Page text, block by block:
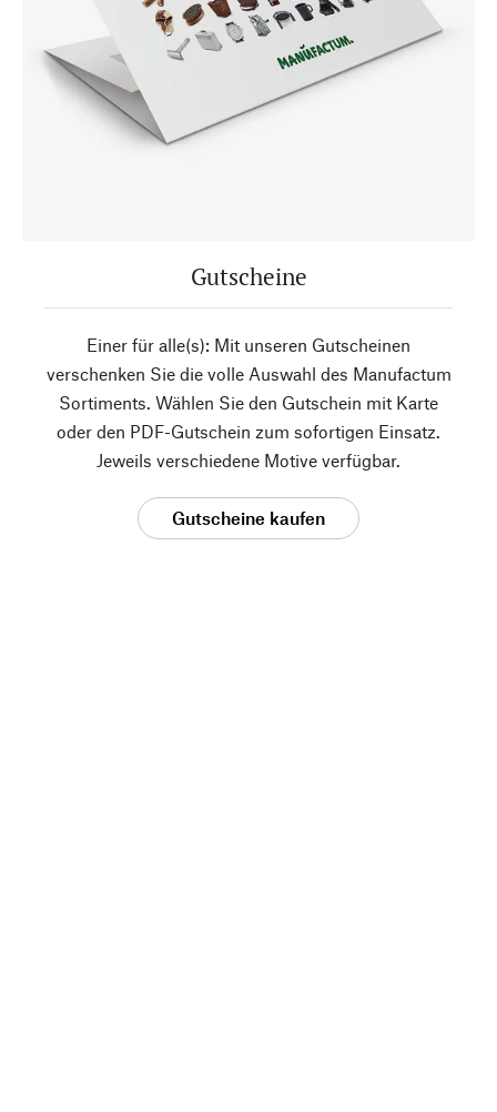
Gutscheine
Einer für alle(s): Mit unseren Gutscheinen
verschenken Sie die volle Auswahl des Manufactum
Sortiments. Wählen Sie den Gutschein mit Karte
oder den PDF-Gutschein zum sofortigen Einsatz.
Jeweils verschiedene Motive verfügbar.
Gutscheine kaufen